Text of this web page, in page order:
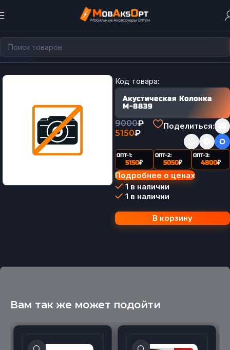
Главная Держатели для телефона
Код товара:
Акустическая Колонка
М-8839
9000₽
5150₽
Поделиться:
ОПТ-1:
5150₽
ОПТ-2:
5050₽
ОПТ-3:
4800₽
Подробнее о ценах
1 в наличии
1 в наличии
В корзину
Вам так же может подойти